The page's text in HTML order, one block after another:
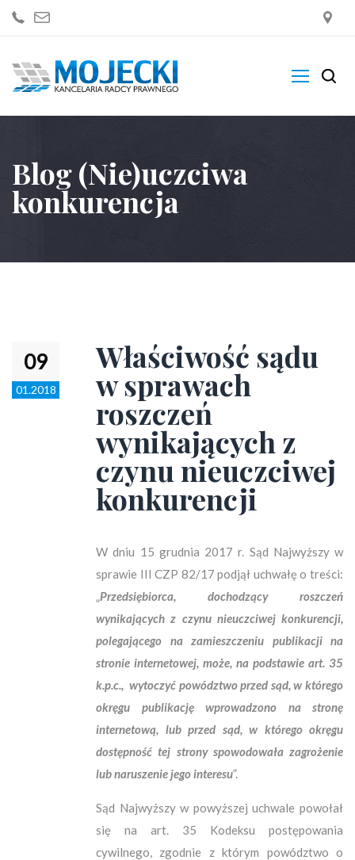
Zakres Usług
Blogi
Blog (Nie)uczciwa
konkurencja
09
01.2018
Właściwość sądu
w sprawach
roszczeń
wynikających z
czynu nieuczciwej
konkurencji
W dniu 15 grudnia 2017 r. Sąd Najwyższy w
sprawie III CZP 82/17 podjął uchwałę o treści:
Przedsiębiorca, dochodzący roszczeń
wynikających z czynu nieuczciwej konkurencji,
polegającego na zamieszczeniu publikacji na
stronie internetowej, może, na podstawie art. 35
k.p.c., wytoczyć powództwo przed sąd, w którego
okręgu publikację wprowadzono na stronę
internetową, lub przed sąd, w którego okręgu
dostępność tej strony spowodowała zagrożenie
lub naruszenie jego interesu”.
Sąd Najwyższy w powyższej uchwale powołał
się na art. 35 Kodeksu postępowania
cywilnego, zgodnie z którym powództwo o